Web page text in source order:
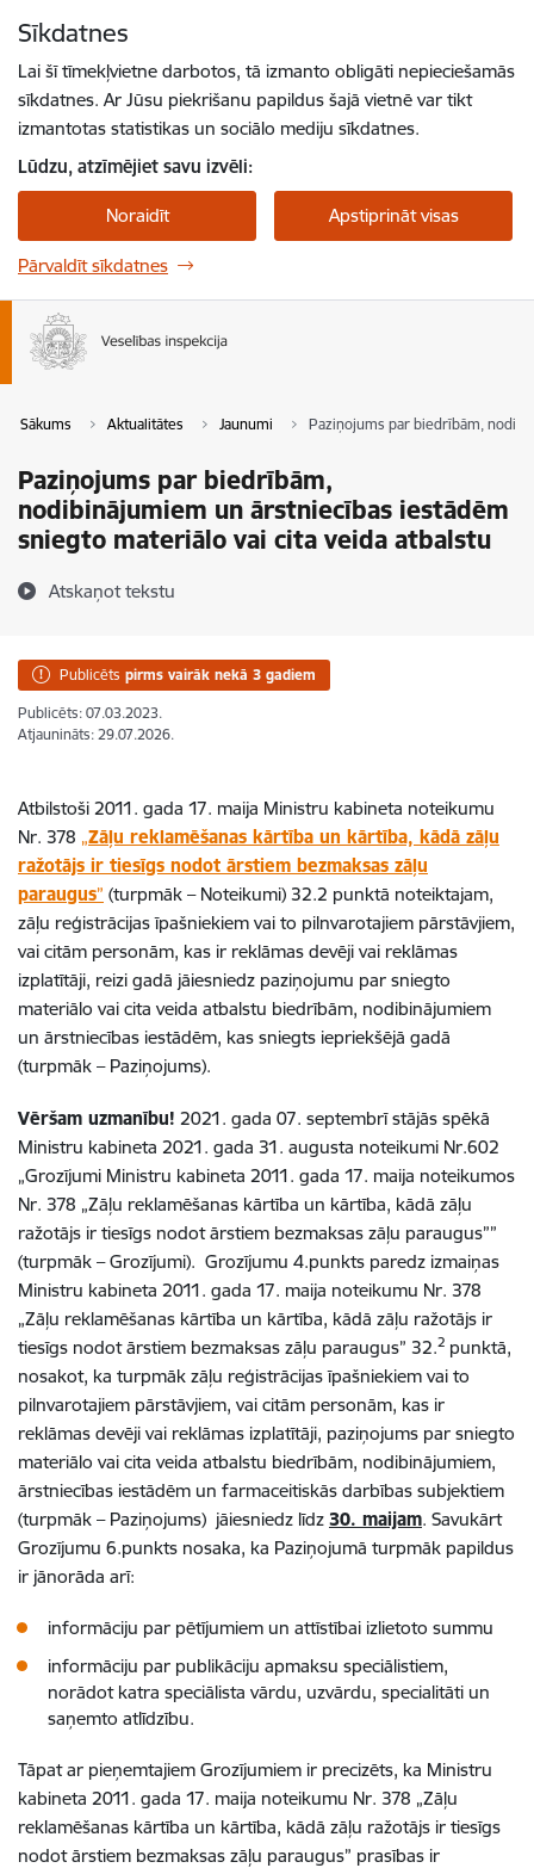
Sīkdatnes
Lai šī tīmekļvietne darbotos, tā izmanto obligāti nepieciešamās
sīkdatnes. Ar Jūsu piekrišanu papildus šajā vietnē var tikt
izmantotas statistikas un sociālo mediju sīkdatnes.
Lūdzu, atzīmējiet savu izvēli:
Noraidīt Apstiprināt visas
Pārvaldīt sīkdatnes
Sākums Aktualitātes Jaunumi Paziņojums par biedrībām,
Paziņojums par biedrībām,
nodibinājumiem un ārstniecības iestādēm
sniegto materiālo vai cita veida atbalstu
Atskaņot tekstu
Publicēts pirms vairāk nekā 3 gadiem
Publicēts: 07.03.2023.
Atjaunināts: 29.07.2026.
Atbilstoši 2011. gada 17. maija Ministru kabineta noteikumu
Nr. 378 „Zāļu reklamēšanas kārtība un kārtība, kādā zāļu
ražotājs ir tiesīgs nodot ārstiem bezmaksas zāļu
paraugus” (turpmāk – Noteikumi) 32.2 punktā noteiktajam,
zāļu reģistrācijas īpašniekiem vai to pilnvarotajiem pārstāvjiem,
vai citām personām, kas ir reklāmas devēji vai reklāmas
izplatītāji, reizi gadā jāiesniedz paziņojumu par sniegto
materiālo vai cita veida atbalstu biedrībām, nodibinājumiem
un ārstniecības iestādēm, kas sniegts iepriekšējā gadā
(turpmāk – Paziņojums).
Vēršam uzmanību! 2021. gada 07. septembrī stājās spēkā
Ministru kabineta 2021. gada 31. augusta noteikumi Nr.602
„Grozījumi Ministru kabineta 2011. gada 17. maija noteikumos
Nr. 378 „Zāļu reklamēšanas kārtība un kārtība, kādā zāļu
ražotājs ir tiesīgs nodot ārstiem bezmaksas zāļu paraugus””
(turpmāk – Grozījumi). Grozījumu 4.punkts paredz izmaiņas
Ministru kabineta 2011. gada 17. maija noteikumu Nr. 378
„Zāļu reklamēšanas kārtība un kārtība, kādā zāļu ražotājs ir
tiesīgs nodot ārstiem bezmaksas zāļu paraugus” 32.2 punktā,
nosakot, ka turpmāk zāļu reģistrācijas īpašniekiem vai to
pilnvarotajiem pārstāvjiem, vai citām personām, kas ir
reklāmas devēji vai reklāmas izplatītāji, paziņojums par sniegto
materiālo vai cita veida atbalstu biedrībām, nodibinājumiem,
ārstniecības iestādēm un farmaceitiskās darbības subjektiem
(turpmāk – Paziņojums) jāiesniedz līdz 30. maijam. Savukārt
Grozījumu 6.punkts nosaka, ka Paziņojumā turpmāk papildus
ir jānorāda arī:
informāciju par pētījumiem un attīstībai izlietoto summu
informāciju par publikāciju apmaksu speciālistiem,
norādot katra speciālista vārdu, uzvārdu, specialitāti un
saņemto atlīdzību.
Tāpat ar pieņemtajiem Grozījumiem ir precizēts, ka Ministru
kabineta 2011. gada 17. maija noteikumu Nr. 378 „Zāļu
reklamēšanas kārtība un kārtība, kādā zāļu ražotājs ir tiesīgs
nodot ārstiem bezmaksas zāļu paraugus” prasības ir